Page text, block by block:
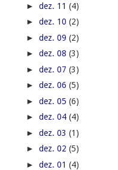
► dez. 11 (4)
► dez. 10 (2)
► dez. 09 (2)
► dez. 08 (3)
► dez. 07 (3)
► dez. 06 (5)
► dez. 05 (6)
► dez. 04 (4)
► dez. 03 (1)
► dez. 02 (5)
► dez. 01 (4)